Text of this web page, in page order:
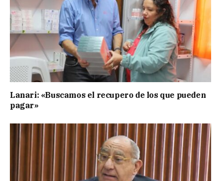
Lanari: «Buscamos el recupero de los que pueden
pagar»